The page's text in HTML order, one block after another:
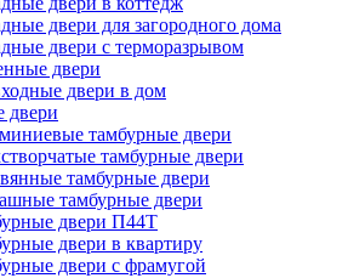
двери для загородного дома
двери с терморазрывом
двери
двери в дом
двери
тамбурные двери
тамбурные двери
тамбурные двери
тамбурные двери
двери П44Т
двери в квартиру
двери с фрамугой